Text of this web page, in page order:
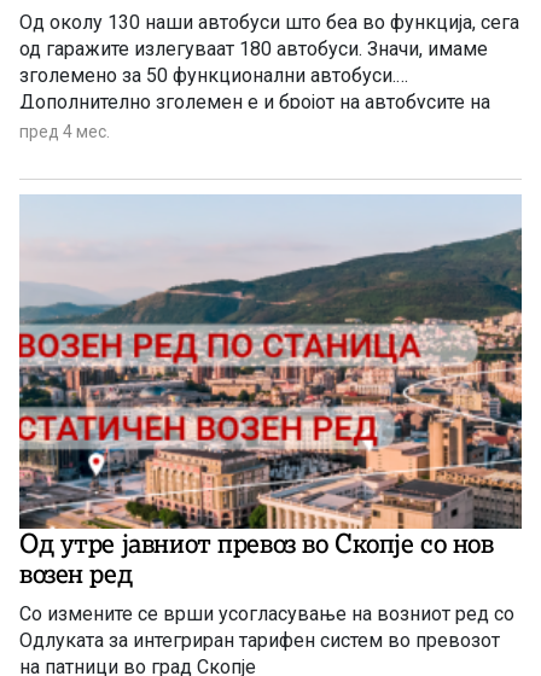
Од околу 130 наши автобуси што беа во функција, сега
од гаражите излегуваат 180 автобуси. Значи, имаме
зголемено за 50 функционални автобуси.
Дополнително зголемен е и бројот на автобусите на
приватните превозници, кои во минатото од различни
кажа скопскиот градоначалник.
пред 4 мес.
Од утре јавниот превоз во Скопје со нов
возен ред
Со измените се врши усогласување на возниот ред со
Одлуката за интегриран тарифен систем во превозот
на патници во град Скопје